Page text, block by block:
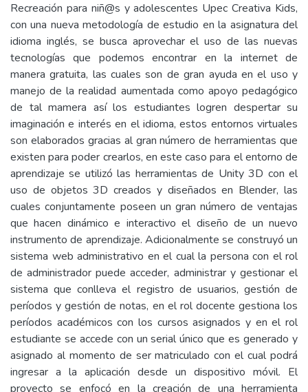
Recreación para niñ@s y adolescentes Upec Creativa Kids,
con una nueva metodología de estudio en la asignatura del
idioma inglés, se busca aprovechar el uso de las nuevas
tecnologías que podemos encontrar en la internet de
manera gratuita, las cuales son de gran ayuda en el uso y
manejo de la realidad aumentada como apoyo pedagógico
de tal mamera así los estudiantes logren despertar su
imaginación e interés en el idioma, estos entornos virtuales
son elaborados gracias al gran número de herramientas que
existen para poder crearlos, en este caso para el entorno de
aprendizaje se utilizó las herramientas de Unity 3D con el
uso de objetos 3D creados y diseñados en Blender, las
cuales conjuntamente poseen un gran número de ventajas
que hacen dinámico e interactivo el diseño de un nuevo
instrumento de aprendizaje. Adicionalmente se construyó un
sistema web administrativo en el cual la persona con el rol
de administrador puede acceder, administrar y gestionar el
sistema que conlleva el registro de usuarios, gestión de
períodos y gestión de notas, en el rol docente gestiona los
períodos académicos con los cursos asignados y en el rol
estudiante se accede con un serial único que es generado y
asignado al momento de ser matriculado con el cual podrá
ingresar a la aplicación desde un dispositivo móvil. El
proyecto se enfocó en la creación de una herramienta